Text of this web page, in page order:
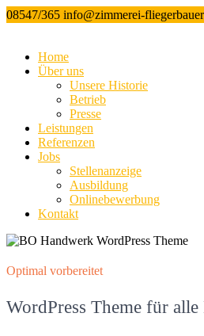
08547/365 info@zimmerei-
Home
Über uns
Unsere Historie
Betrieb
Presse
Leistungen
Referenzen
Jobs
Stellenanzeige
Ausbildung
Onlinebewerbung
Kontakt
Optimal vorbereitet
WordPress Theme für